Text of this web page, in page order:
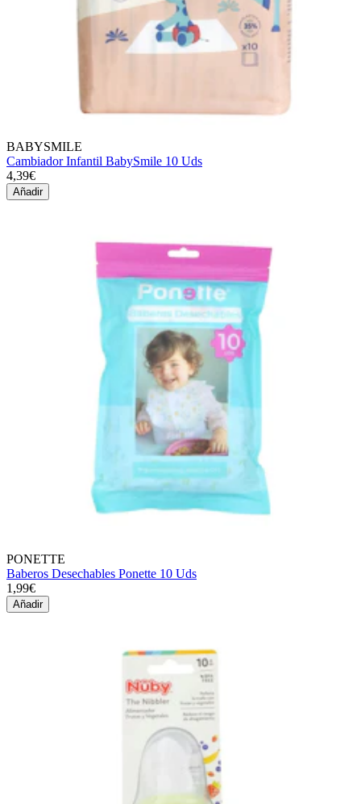
BABYSMILE
Cambiador Infantil BabySmile 10 Uds
4,39€
Añadir
PONETTE
Baberos Desechables Ponette 10 Uds
1,99€
Añadir